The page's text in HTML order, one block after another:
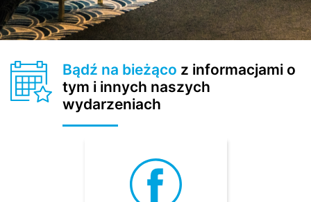
Bądź na bieżąco z informacjami o
tym i innych naszych
wydarzeniach